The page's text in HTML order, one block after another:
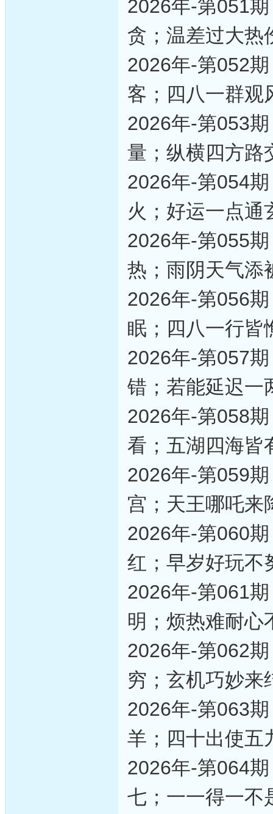
2026年-第051
贪；温差过大热
2026年-第052
客；四八一群观
2026年-第053
量；纵横四方路
2026年-第054
火；好运一点通
2026年-第055
热；雨阴天气添
2026年-第056
眠；四八一行皆
2026年-第057
错；若能延迟一
2026年-第058
看；五湖四海皆
2026年-第059
宫；天王哪吒来
2026年-第060
红；早岁好玩不
2026年-第061
明；烦热难耐心
2026年-第062
穷；玄机巧妙来
2026年-第063
羊；四十出使五
2026年-第064
七；一一得一不